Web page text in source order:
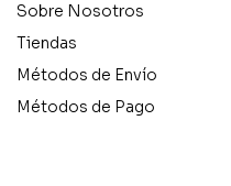
Sobre Nosotros
Tiendas
Métodos de Envío
Métodos de Pago